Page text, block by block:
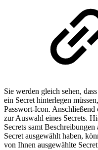
Sie werden gleich sehen,
ein Secret hinterlegen
Passwort-Icon.
zur Auswahl eines Secrets.
Secrets samt
Secret ausgewählt haben,
von Ihnen ausgewählte